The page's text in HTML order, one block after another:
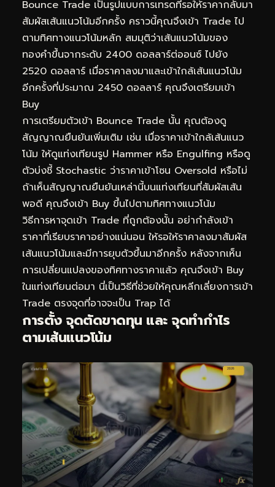
Bounce Trade เป็นรูปแบบการเทรดที่รอให้ราคากลับมา
สัมผัสเส้นแนวโน้มอีกครั้ง คราวนี้คุณจึงเข้า Trade ไป
ตามทิศทางแนวโน้มหลัก สมมุติว่าเส้นแนวโน้มของ
ทองคำขึ้นจากระดับ 2400 ดอลลาร์ต่ออนซ์ ไปยัง
2520 ดอลลาร์ เมื่อราคาลงมาและเข้าใกล้เส้นแนวโน้ม
อีกครั้งที่ประมาณ 2450 ดอลลาร์ คุณจึงเตรียมเข้า
Buy
การเตรียมตัวเข้า Bounce Trade นั้น คุณต้องดู
สัญญาณยืนยันเพิ่มเติม เช่น เมื่อราคาเข้าใกล้เส้นแนว
โน้ม ให้ดูแท่งเทียนรูป Hammer หรือ Engulfing หรือดู
ตัวบ่งชี้ Stochastic ว่าราคาเข้าโซน Oversold หรือไม่
ถ้าเห็นสัญญาณยืนยันเหล่านี้บนแท่งเทียนที่สัมผัสเส้น
พอดี คุณจึงเข้า Buy ขึ้นไปตามทิศทางแนวโน้ม
วิธีการหาจุดเข้า Trade ที่ถูกต้องนั้น อย่ากำลังเข้า
ราคาที่เรียบราคาอย่างแน่นอน ให้รอให้ราคาลงมาสัมผัส
เส้นแนวโน้มและมีการยุบตัวขึ้นมาอีกครั้ง หลังจากเห็น
การเปลี่ยนแปลงของทิศทางราคาแล้ว คุณจึงเข้า Buy
ในแท่งเทียนต่อมา นี่เป็นวิธีที่ช่วยให้คุณหลีกเลี่ยงการเข้า
Trade ตรงจุดที่อาจจะเป็น Trap ได้
การตั้ง จุดตัดขาดทุน และ จุดทำกำไร
ตามเส้นแนวโน้ม